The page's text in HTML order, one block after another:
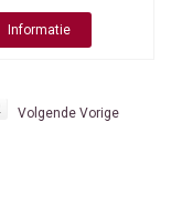
Informatie
Volgende Vorige